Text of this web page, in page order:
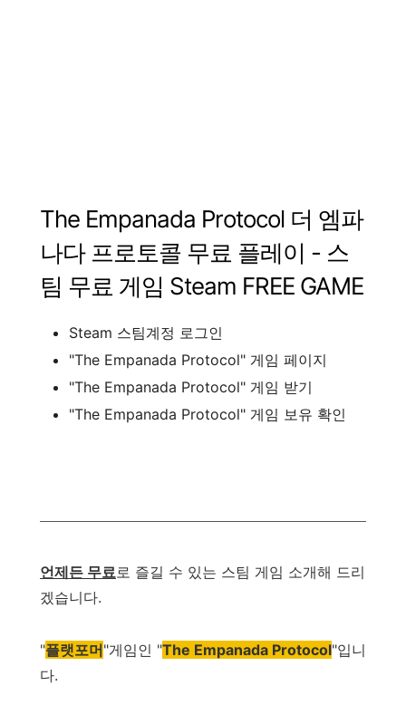
The Empanada Protocol 더 엠파
나다 프로토콜 무료 플레이 - 스
팀 무료 게임 Steam FREE GAME
Steam 스팀계정 로그인
"The Empanada Protocol" 게임 페이지
"The Empanada Protocol" 게임 받기
"The Empanada Protocol" 게임 보유 확인
언제든 무료로 즐길 수 있는 스팀 게임 소개해 드리
겠습니다.
"플랫포머"게임인 "The Empanada Protocol"입니
다.